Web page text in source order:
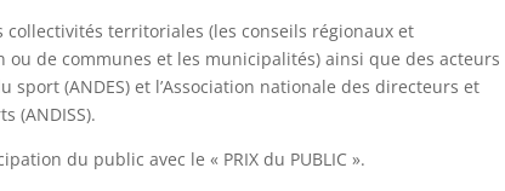
territoriales (les conseils régionaux et
de communes et les municipalités) ainsi que des acteurs
(ANDES) et l’Association nationale des directeurs et
(ANDISS).
du public avec le « PRIX du PUBLIC ».